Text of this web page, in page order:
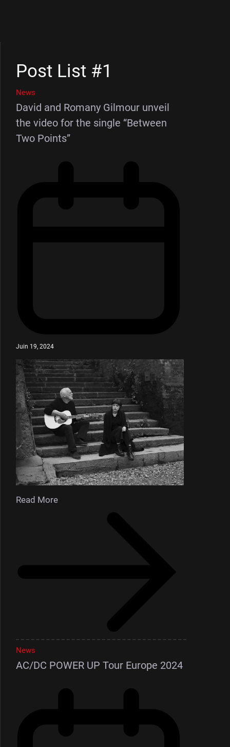
Post List #1
News
David and Romany Gilmour unveil
the video for the single “Between
Two Points”
Juin 19, 2024
Read More
News
AC/DC POWER UP Tour Europe 2024